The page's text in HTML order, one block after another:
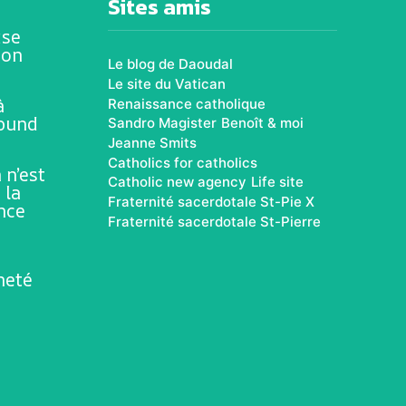
la
Sites amis
Le blog de Daoudal
Le site du Vatican
Renaissance catholique
Sandro Magister Benoît & moi
Jeanne Smits
Catholics for catholics
Catholic new agency Life site
Fraternité sacerdotale St-Pie X
Fraternité sacerdotale St-Pierre